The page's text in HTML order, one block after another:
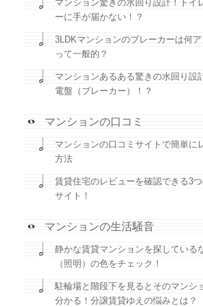
マンション驚きの水回り設計！トイ
ーに手が届かない！？
3LDKマンションのブレーカーは何
って一般的？
マンションあるある驚きの水回り設
電盤（ブレーカー）！？
マンションの口コミ
マンションの口コミサイトで簡単に
方法
賃貸住宅のレビューを確認できる3
サイト！
マンションの生活騒音
静かな賃貸マンションを探している
（照明）の色をチェック！
駐輪場と階段下を見るとそのマンシ
分かる！分譲賃貸ゆえの悩みとは？